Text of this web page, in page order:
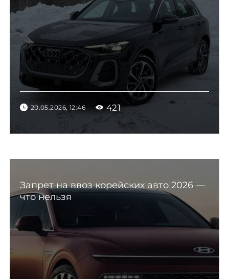
20.05.2026, 12:46 421
Запрет на ввоз корейских авто 2026 —
что нельзя